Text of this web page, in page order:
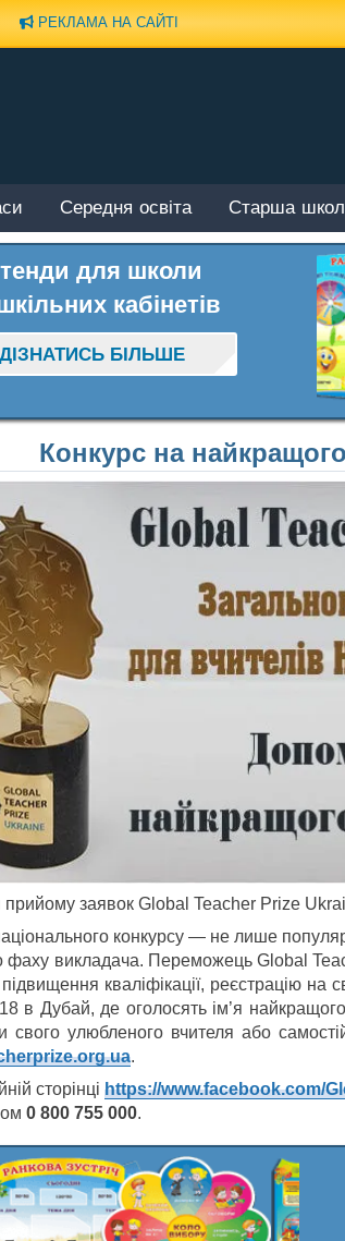
РЕКЛАМА НА САЙТІ
Середня освіта Старша
для школи
кабінетів
ДІЗНАТИСЬ БІЛЬШЕ
Конкурс на
заявок Global Teacher Prize
конкурсу — не лише
фаху викладача. Переможець Global
кваліфікації, реєстрацію на
в Дубай, де оголосять ім’я
свого улюбленого вчителя або
.
сторінці https://www.facebook.com/
0 800 755 000.